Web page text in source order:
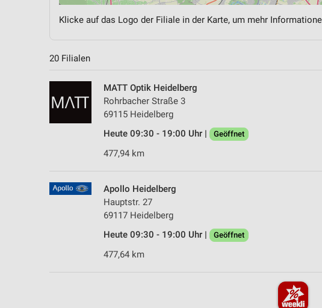
Klicke auf das Logo der Filiale in der Karte, um mehr
20 Filialen
MATT Optik Heidelberg
Rohrbacher Straße 3
69115 Heidelberg
Heute 09:30 - 19:00 Uhr |
Geöffnet
477,94 km
Apollo Heidelberg
Hauptstr. 27
69117 Heidelberg
Heute 09:30 - 19:00 Uhr |
Geöffnet
477,64 km